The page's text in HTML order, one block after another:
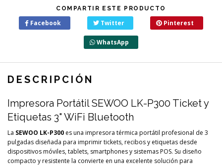
COMPARTIR ESTE PRODUCTO
Facebook Twitter Pinterest
WhatsApp
DESCRIPCIÓN
Impresora Portátil SEWOO LK-P300 Ticket y
Etiquetas 3" WiFi Bluetooth
La SEWOO LK-P300 es una impresora térmica portátil profesional de 3
pulgadas diseñada para imprimir tickets, recibos y etiquetas desde
dispositivos móviles, tablets, smartphones y sistemas POS. Su diseño
compacto y resistente la convierte en una excelente solución para